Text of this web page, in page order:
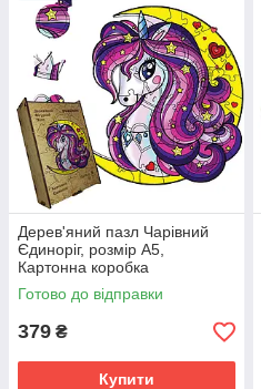
Дерев'яний пазл Чарівний
Єдиноріг, розмір А5,
Картонна коробка
Готово до відправки
379 ₴
Купити